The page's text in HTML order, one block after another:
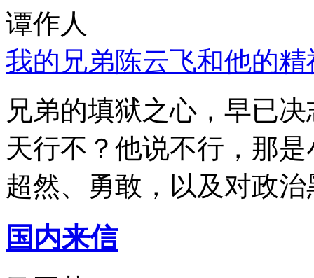
谭作人
我的兄弟陈云飞和他的
兄弟的填狱之心，早已
天行不？他说不行，那
超然、勇敢，以及对政
国内来信